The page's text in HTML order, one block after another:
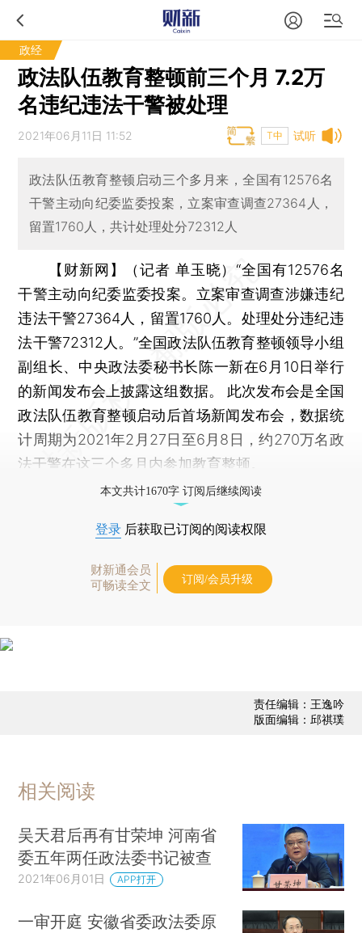
政经
政法队伍教育整顿前三个月 7.2万
名违纪违法干警被处理
试听
2021年06月11日 11:52 T中
政法队伍教育整顿启动三个多月来，全国有12576名
干警主动向纪委监委投案，立案审查调查27364人，
留置1760人，共计处理处分72312人
【财新网】（记者 单玉晓）“全国有12576名
干警主动向纪委监委投案。立案审查调查涉嫌违纪
违法干警27364人，留置1760人。处理处分违纪违
法干警72312人。”全国政法队伍教育整顿领导小组
副组长、中央政法委秘书长陈一新在6月10日举行
的新闻发布会上披露这组数据。 此次发布会是全国
政法队伍教育整顿启动后首场新闻发布会，数据统
计周期为2021年2月27日至6月8日，约270万名政
法干警在这三个多月内参加教育整顿。
本文共计1670字 订阅后继续阅读
登录 后获取已订阅的阅读权限
财新通会员
可畅读全文
订阅/会员升级
责任编辑：王逸吟
版面编辑：邱祺璞
相关阅读
吴天君后再有甘荣坤 河南省
委五年两任政法委书记被查
2021年06月01日 APP打开
一审开庭 安徽省委政法委原